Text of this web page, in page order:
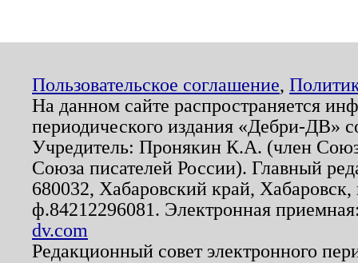
Пользовательское соглашение,
На данном сайте распространяется
периодического издания «Дебри-ДВ»
Учредитель: Пронякин К.А. (член
Союза писателей России). Главный
680032, Хабаровский край,
ф.84212296081. Электронная
dv.com
Редакционный совет электронного